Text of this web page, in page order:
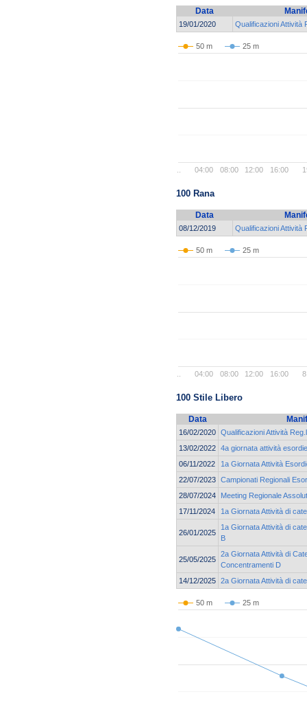
Data
19/01/2020 Qualificazioni Attività
50 m 25 m
04:00 08:00 12:00 16:00
100 Rana
Data
08/12/2019 Qualificazioni Attività
50 m 25 m
04:00 08:00 12:00 16:00
100 Stile Libero
Data
16/02/2020 Qualificazioni Attività
13/02/2022 4a giornata attività
06/11/2022
1a Giornata Attività
22/07/2023 Campionati Regionali
28/07/2024
Meeting Regionale
17/11/2024
1a Giornata Attività di
26/01/2025
1a Giornata Attività di
B
25/05/2025
2a Giornata Attività di
Concentramenti D
14/12/2025 2a Giornata Attività di
50 m 25 m